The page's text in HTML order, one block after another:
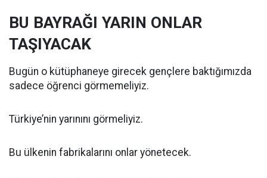
BU BAYRAĞI YARIN ONLAR
TAŞIYACAK
Bugün o kütüphaneye girecek gençlere baktığımızda
sadece öğrenci görmemeliyiz.
Türkiye’nin yarınını görmeliyiz.
Bu ülkenin fabrikalarını onlar yönetecek.